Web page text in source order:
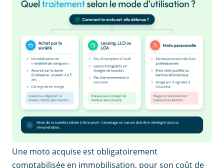
Une moto acquise est obligatoirement
comptabilisée en immobilisation, pour son coût de